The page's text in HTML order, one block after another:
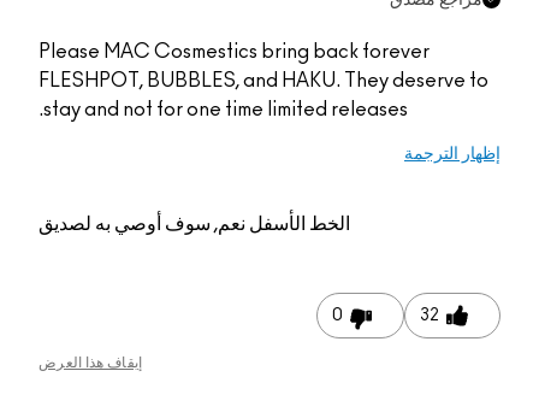
Please MAC Cosmestics bring back forever
FLESHPOT, BUBBLES, and HAKU. They deserve to
stay and not for one time limited releases.
إظهار الترجمة
الخط الأسفلنعم, سوف أوصي به لصديق
32
0
إيقاف هذا العرض